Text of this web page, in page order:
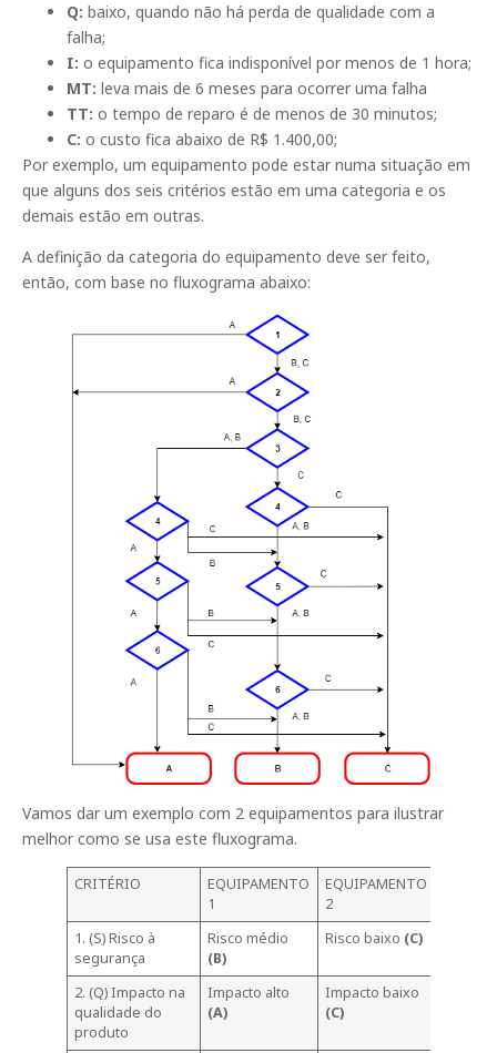
Q: baixo, quando não há perda de qualidade com a
falha;
I: o equipamento fica indisponível por menos de 1 hora;
MT: leva mais de 6 meses para ocorrer uma falha
TT: o tempo de reparo é de menos de 30 minutos;
C: o custo fica abaixo de R$ 1.400,00;
Por exemplo, um equipamento pode estar numa situação em
que alguns dos seis critérios estão em uma categoria e os
demais estão em outras.
A definição da categoria do equipamento deve ser feito,
então, com base no fluxograma abaixo:
Vamos dar um exemplo com 2 equipamentos para ilustrar
melhor como se usa este fluxograma.
CRITÉRIO
EQUIPAMENTO
1
EQUIPAMENTO
2
1. (S) Risco à
segurança
Risco médio
(B)
Risco baixo (C)
2. (Q) Impacto na
qualidade do
produto
Impacto alto
(A)
Impacto baixo
(C)